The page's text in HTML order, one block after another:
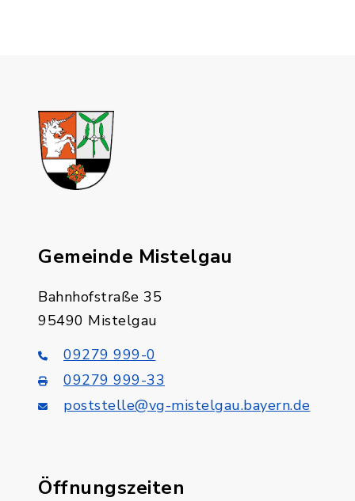
Gemeinde Mistelgau
Bahnhofstraße 35
95490 Mistelgau
09279 999-0
09279 999-33
poststelle@vg-mistelgau.bayern.de
Öffnungszeiten